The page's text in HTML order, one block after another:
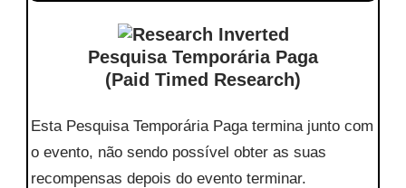
Pesquisa Temporária Paga
(Paid Timed Research)
Esta Pesquisa Temporária Paga termina junto com
o evento, não sendo possível obter as suas
recompensas depois do evento terminar.